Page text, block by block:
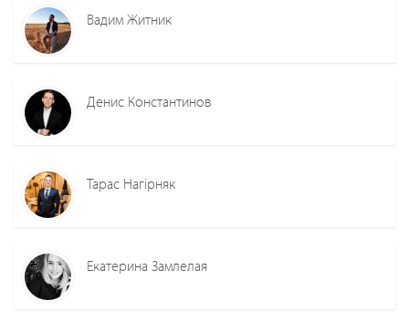
Вадим Житник
Денис Константинов
Тарас Нагірняк
Екатерина Замлелая